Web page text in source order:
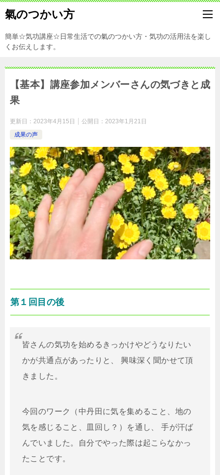
氣のつかい方
簡単☆気功講座☆日常生活での氣のつかい方・気功の活用法を楽し
くお伝えします。
【基本】講座参加メンバーさんの気づきと成
果
更新日： 2023年4月15日 公開日： 2023年1月21日
成果の声
第１回目の後
皆さんの気功を始めるきっかけやどうなりたい
かが共通点があったりと、 興味深く聞かせて頂
きました。
今回のワーク（中丹田に気を集めること、地の
気を感じること、皿回し？）を通し、 手が汗ば
んでいました。自分でやった際は起こらなかっ
たことです。